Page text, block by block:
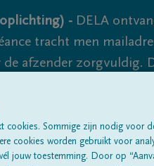
- DELA
tracht men
afzender zorgvuldig.
uit te sluiten, dus
cookies. Sommige zijn nodig voor
cookies worden gebruikt voor
jouw toestemming. Door op